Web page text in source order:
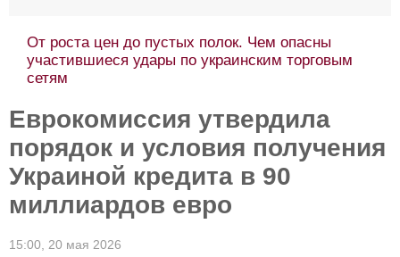
От роста цен до пустых полок. Чем опасны
участившиеся удары по украинским торговым
сетям
Еврокомиссия утвердила
порядок и условия получения
Украиной кредита в 90
миллиардов евро
15:00, 20 мая 2026